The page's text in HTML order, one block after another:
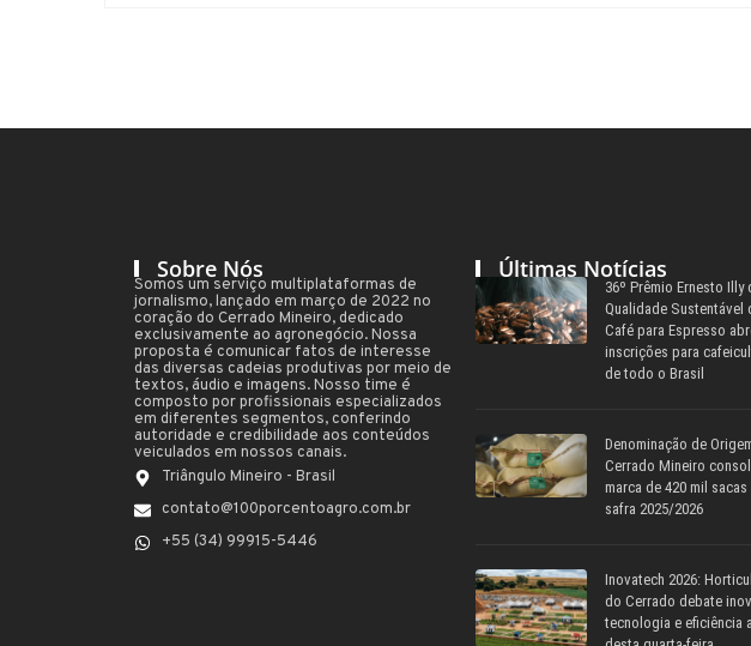
Sobre Nós
Somos um serviço multiplataformas de
jornalismo, lançado em março de 2022 no
coração do Cerrado Mineiro, dedicado
exclusivamente ao agronegócio. Nossa
proposta é comunicar fatos de interesse
das diversas cadeias produtivas por meio de
textos, áudio e imagens. Nosso time é
composto por profissionais especializados
em diferentes segmentos, conferindo
autoridade e credibilidade aos conteúdos
veiculados em nossos canais.
Triângulo Mineiro - Brasil
contato@100porcentoagro.com.br
+55 (34) 99915-5446
Últimas Notícias
36º Prêmio Ernesto Illy
Qualidade Sustentável
Café para Espresso
inscrições para
de todo o Brasil
Denominação de
Cerrado Mineiro
marca de 420 mil sacas
safra 2025/2026
Inovatech 2026:
do Cerrado debate
tecnologia e eficiência